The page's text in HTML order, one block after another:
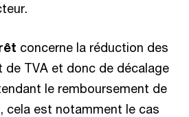
concerne la réduction des
TVA et donc de décalage
le remboursement de
cela est notamment le cas